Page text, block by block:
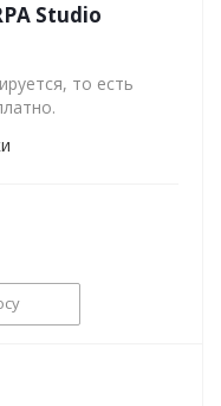
Studio
то есть